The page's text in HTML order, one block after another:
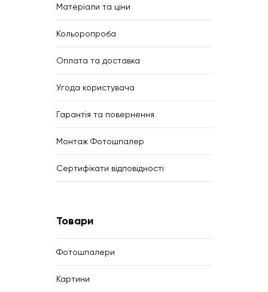
Матеріали та ціни
Кольоропроба
Оплата та доставка
Угода користувача
Гарантія та повернення
Монтаж Фотошпалер
Сертифікати відповідності
Товари
Фотошпалери
Картини